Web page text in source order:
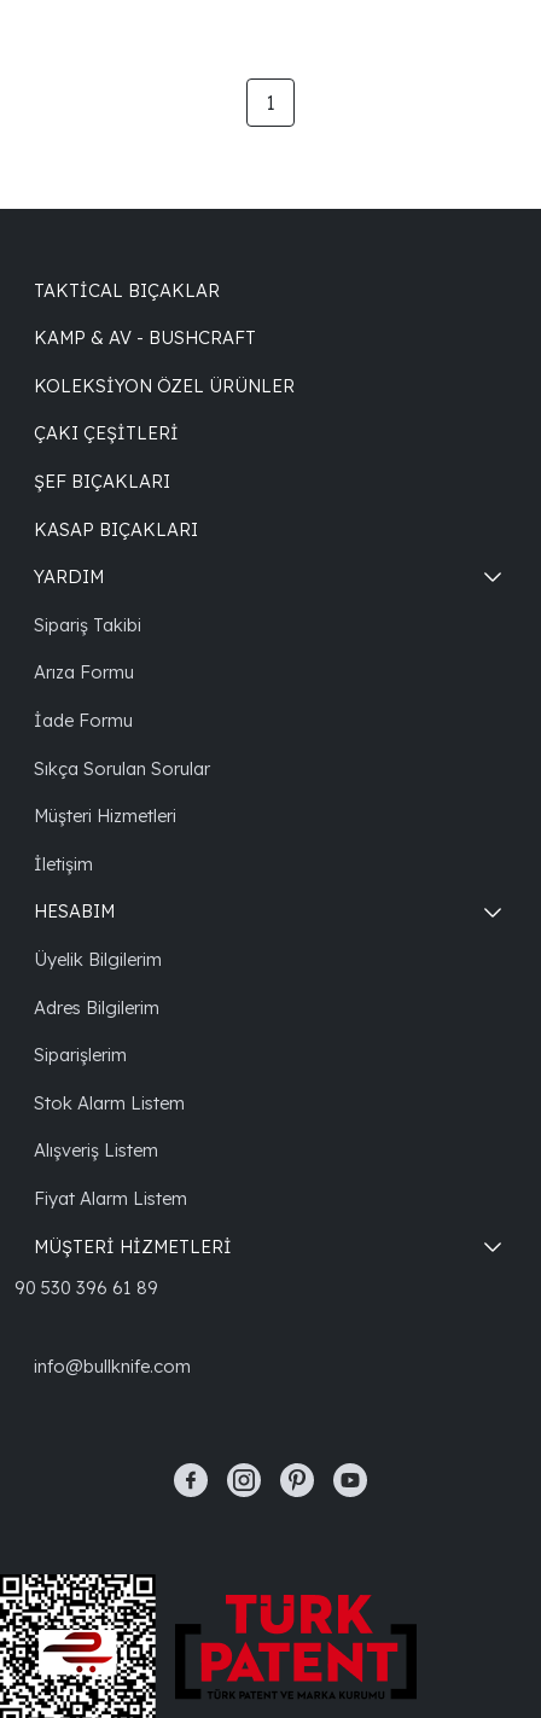
1
TAKTICAL BIÇAKLAR
KAMP & AV - BUSHCRAFT
KOLEKSIYON ÖZEL ÜRÜNLER
ÇAKI ÇEŞITLERI
ŞEF BIÇAKLARI
KASAP BIÇAKLARI
YARDIM
Sipariş Takibi
Arıza Formu
İade Formu
Sıkça Sorulan Sorular
Müşteri Hizmetleri
İletişim
HESABIM
Üyelik Bilgilerim
Adres Bilgilerim
Siparişlerim
Stok Alarm Listem
Alışveriş Listem
Fiyat Alarm Listem
MÜŞTERİ HİZMETLERİ
90 530 396 61 89
info@bullknife.com